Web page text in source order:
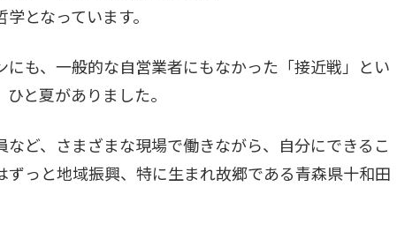
となっています。
も、一般的な自営業者にもなかった「接近戦」とい
と夏がありました。
ど、さまざまな現場で働きながら、自分にできるこ
っと地域振興、特に生まれ故郷である青森県十和田